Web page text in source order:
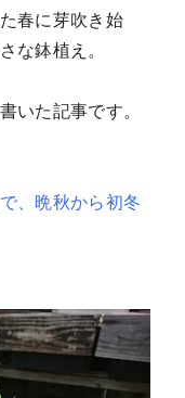
春に芽吹き始
な鉢植え。
いた記事です。
、晩秋から初冬